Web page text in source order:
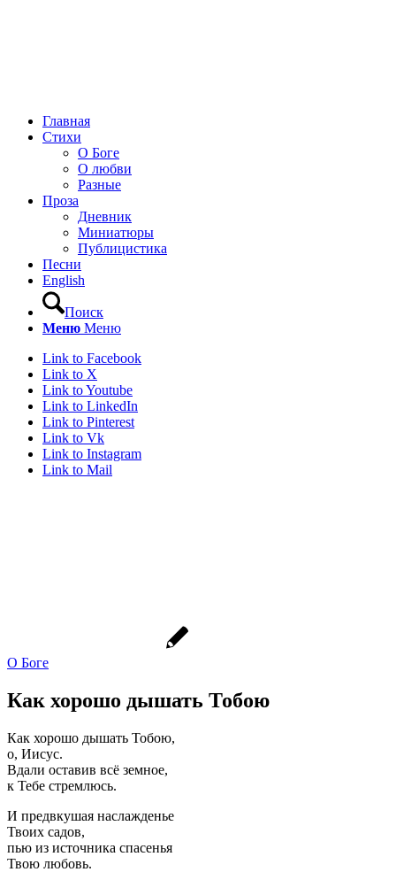
Главная
Стихи
О Боге
О любви
Разные
Проза
Дневник
Миниатюры
Публицистика
Песни
English
Поиск
Меню Меню
Link to Facebook
Link to X
Link to Youtube
Link to LinkedIn
Link to Pinterest
Link to Vk
Link to Instagram
Link to Mail
О Боге
Как хорошо дышать Тобою
Как хорошо дышать Тобою,
о, Иисус.
Вдали оставив всё земное,
к Тебе стремлюсь.
И предвкушая наслажденье
Твоих садов,
пью из источника спасенья
Твою любовь.